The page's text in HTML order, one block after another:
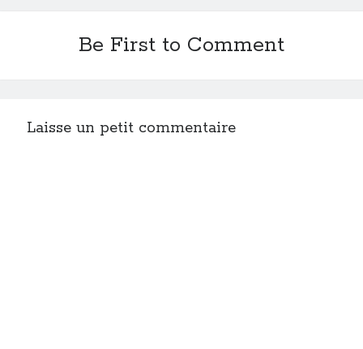
Be First to Comment
Laisse un petit commentaire